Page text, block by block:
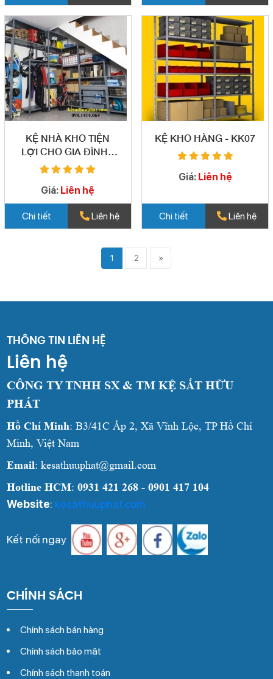
KỆ NHÀ KHO TIỆN
LỢI CHO GIA ĐÌNH -
KK05
Giá: Liên hệ
Chi tiết Liên hệ
KỆ KHO HÀNG - KK07
Giá: Liên hệ
Chi tiết Liên hệ
1 2 »
THÔNG TIN LIÊN HỆ
Liên hệ
CÔNG TY TNHH SX & TM KỆ SẮT HỮU
PHÁT
Hồ Chí Minh: B3/41C Ấp 2, Xã Vĩnh Lộc, TP Hồ Chí
Minh, Việt Nam
Email: kesathuuphat@gmail.com
Hotline HCM:0931 421 268 - 0901 417 104
Website: kesathuuphat.com
Kết nối ngay
CHÍNH SÁCH
Chính sách bán hàng
Chính sách bảo mật
Chính sách thanh toán